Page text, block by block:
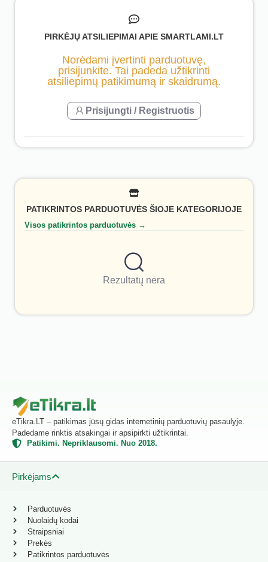
PIRKĖJŲ ATSILIEPIMAI APIE SMARTLAMI.LT
Norėdami įvertinti parduotuvę,
prisijunkite. Tai padeda užtikrinti
atsiliepimų patikimumą ir skaidrumą.
Prisijungti / Registruotis
PATIKRINTOS PARDUOTUVĖS ŠIOJE KATEGORIJOJE
Visos patikrintos parduotuvės →
Rezultatų nėra
eTikra.LT – patikimas jūsų gidas internetinių parduotuvių pasaulyje.
Padedame rinktis atsakingai ir apsipirkti užtikrintai.
Patikimi. Nepriklausomi. Nuo 2018.
Pirkėjams
Parduotuvės
Nuolaidų kodai
Straipsniai
Prekės
Patikrintos parduotuvės